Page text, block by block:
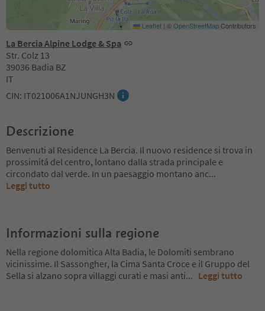
La Bercia Alpine Lodge & Spa
Str. Colz 13
39036 Badia BZ
IT
CIN: IT021006A1NJUNGH3N
Leaflet | ©OpenStreetMapContributors
Descrizione
Benvenuti al Residence La Bercia. Il nuovo residence si trova in
prossimitá del centro, lontano dalla strada principale e
circondato dal verde. In un paesaggio montano anc...
Leggi tutto
Informazioni sulla regione
Nella regione dolomitica Alta Badia, le Dolomiti sembrano
vicinissime. Il Sassongher, la Cima Santa Croce e il Gruppo del
Sella si alzano sopra villaggi curati e masi anti... Leggi tutto